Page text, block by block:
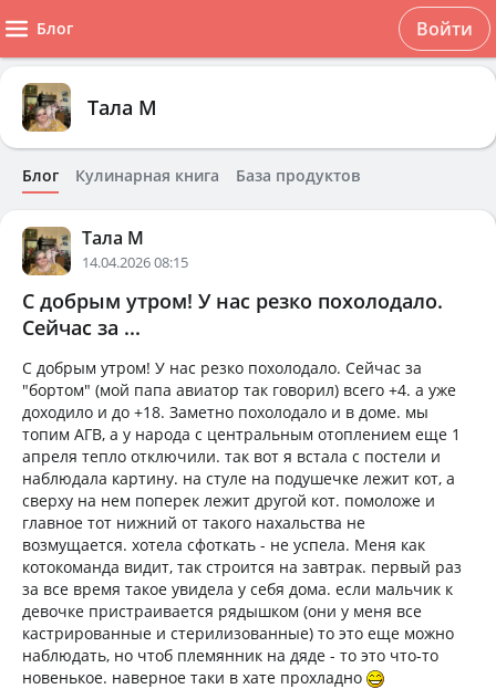
Блог Войти
Тала М
Блог Кулинарная книга База продуктов
Тала М
14.04.2026 08:15
С добрым утром! У нас резко похолодало.
Сейчас за ...
С добрым утром! У нас резко похолодало. Сейчас за
"бортом" (мой папа авиатор так говорил) всего +4. а уже
доходило и до +18. Заметно похолодало и в доме. мы
топим АГВ, а у народа с центральным отоплением еще 1
апреля тепло отключили. так вот я встала с постели и
наблюдала картину. на стуле на подушечке лежит кот, а
сверху на нем поперек лежит другой кот. помоложе и
главное тот нижний от такого нахальства не
возмущается. хотела сфоткать - не успела. Меня как
котокоманда видит, так строится на завтрак. первый раз
за все время такое увидела у себя дома. если мальчик к
девочке пристраивается рядышком (они у меня все
кастрированные и стерилизованные) то это еще можно
наблюдать, но чтоб племянник на дяде - то это что-то
новенькое. наверное таки в хате прохладно